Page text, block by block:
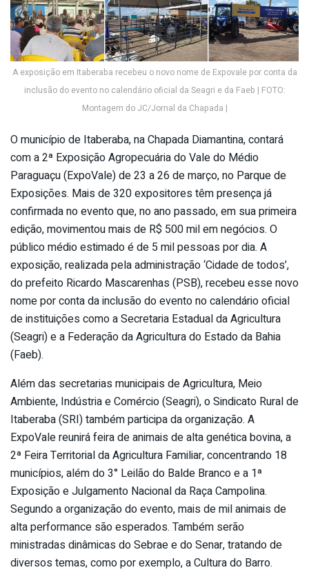
A exposição em Itaberaba recebeu o novo nome de Expovale por conta da
inclusão do evento no calendário oficial da Seagri e da Faeb | FOTO:
Montagem do JC/Jornal da Chapada |
O município de Itaberaba, na Chapada Diamantina, contará
com a 2ª Exposição Agropecuária do Vale do Médio
Paraguaçu (ExpoVale) de 23 a 26 de março, no Parque de
Exposições. Mais de 320 expositores têm presença já
confirmada no evento que, no ano passado, em sua primeira
edição, movimentou mais de R$ 500 mil em negócios. O
público médio estimado é de 5 mil pessoas por dia. A
exposição, realizada pela administração ‘Cidade de todos’,
do prefeito Ricardo Mascarenhas (PSB), recebeu esse novo
nome por conta da inclusão do evento no calendário oficial
de instituições como a Secretaria Estadual da Agricultura
(Seagri) e a Federação da Agricultura do Estado da Bahia
(Faeb).
Além das secretarias municipais de Agricultura, Meio
Ambiente, Indústria e Comércio (Seagri), o Sindicato Rural de
Itaberaba (SRI) também participa da organização. A
ExpoVale reunirá feira de animais de alta genética bovina, a
2ª Feira Territorial da Agricultura Familiar, concentrando 18
municípios, além do 3° Leilão do Balde Branco e a 1ª
Exposição e Julgamento Nacional da Raça Campolina.
Segundo a organização do evento, mais de mil animais de
alta performance são esperados. Também serão
ministradas dinâmicas do Sebrae e do Senar, tratando de
diversos temas, como por exemplo, a Cultura do Barro.